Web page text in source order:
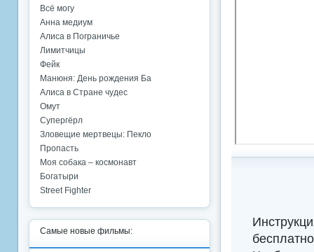
Всё могу
Анна медиум
Алиса в Пограничье
Лимитчицы
Фейк
Манюня: День рождения Ба
Алиса в Стране чудес
Омут
Супергёрл
Зловещие мертвецы: Пекло
Пропасть
Моя собака – космонавт
Богатыри
Street Fighter
Самые новые фильмы: